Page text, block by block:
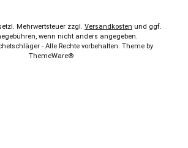
Mehrwertsteuer zzgl. Versandkosten und ggf.
wenn nicht anders angegeben.
- Alle Rechte vorbehalten. Theme by
ThemeWare®